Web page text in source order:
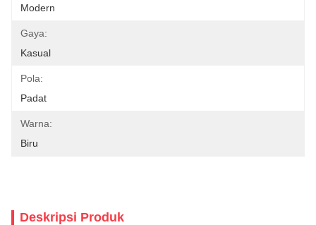
Modern
Gaya:
Kasual
Pola:
Padat
Warna:
Biru
Deskripsi Produk